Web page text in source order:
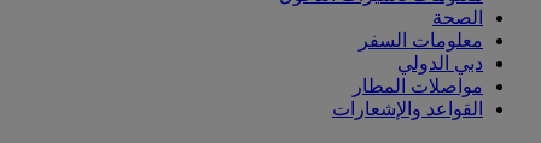
الصحة
معلومات السفر
دبي الدولي
مواصلات المطار
القواعد والإشعارات